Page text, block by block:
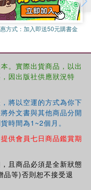
Stilton)
304
Stilton)
304
304
方式： 加入即送50元購書金
。實際出貨商品，以出
因出版社供應狀況特
將以空運的方式為你下
外文書與其他商品分開
時間為1~2個月。
提供會員七日商品鑑賞期
且商品必須是全新狀態
品等)否則恕不接受退